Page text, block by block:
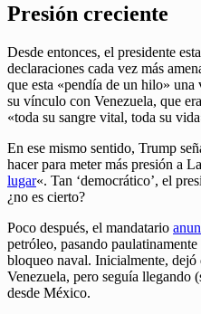
Presión creciente
Desde entonces, el presidente
declaraciones cada vez más
que esta «pendía de un hilo»
su vínculo con Venezuela, que
«toda su sangre vital, toda su
En ese mismo sentido, Trump
hacer para meter más presión a
lugar«. Tan ‘democrático’, el
¿no es cierto?
Poco después, el mandatario
petróleo, pasando
bloqueo naval. Inicialmente, dejó
Venezuela, pero seguía llegando
desde México.